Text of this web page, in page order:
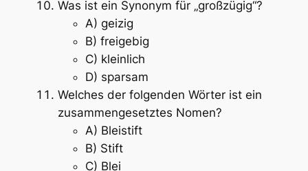
Was ist ein Synonym für „großzügig“?
A) geizig
B) freigebig
C) kleinlich
D) sparsam
Welches der folgenden Wörter ist ein
zusammengesetztes Nomen?
A) Bleistift
B) Stift
C) Blei